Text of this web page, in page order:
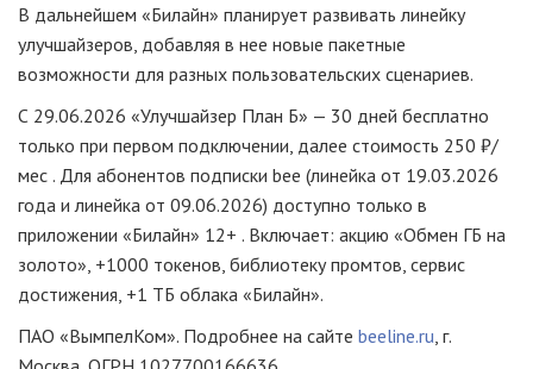
В дальнейшем «Билайн» планирует развивать линейку
улучшайзеров, добавляя в нее новые пакетные
возможности для разных пользовательских сценариев.
С 29.06.2026 «Улучшайзер План Б» — 30 дней бесплатно
только при первом подключении, далее стоимость 250 ₽/
мес . Для абонентов подписки bee (линейка от 19.03.2026
года и линейка от 09.06.2026) доступно только в
приложении «Билайн» 12+ . Включает: акцию «Обмен ГБ на
золото», +1000 токенов, библиотеку промтов, сервис
достижения, +1 ТБ облака «Билайн».
ПАО «ВымпелКом». Подробнее на сайте beeline.ru , г.